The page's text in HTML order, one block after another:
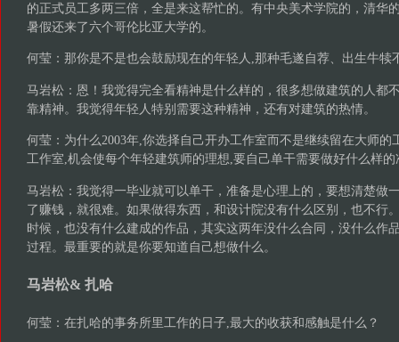
的正式员工多两三倍，全是来这帮忙的。有中央美术学院的，清华
暑假还来了六个哥伦比亚大学的。
何莹：那你是不是也会鼓励现在的年轻人,那种毛遂自荐、出生牛犊
马岩松：恩！我觉得完全看精神是什么样的，很多想做建筑的人都
靠精神。我觉得年轻人特别需要这种精神，还有对建筑的热情。
何莹：为什么2003年,你选择自己开办工作室而不是继续留在大师的
工作室,机会使每个年轻建筑师的理想,要自己单干需要做好什么样的
马岩松：我觉得一毕业就可以单干，准备是心理上的，要想清楚做
了赚钱，就很难。如果做得东西，和设计院没有什么区别，也不行
时候，也没有什么建成的作品，其实这两年没什么合同，没什么作
过程。最重要的就是你要知道自己想做什么。
马岩松& 扎哈
何莹：在扎哈的事务所里工作的日子,最大的收获和感触是什么？